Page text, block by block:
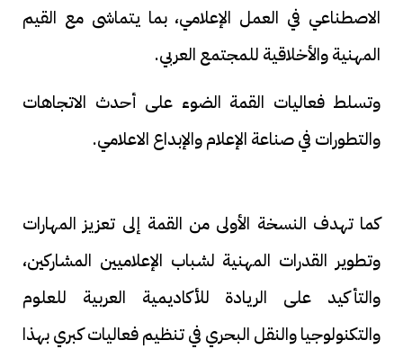
الاصطناعي في العمل الإعلامي، بما يتماشى مع القيم
المهنية والأخلاقية للمجتمع العربي.
وتسلط فعاليات القمة الضوء على أحدث الاتجاهات
والتطورات في صناعة الإعلام والإبداع الاعلامي.
كما تهدف النسخة الأولى من القمة إلى تعزيز المهارات
وتطوير القدرات المهنية لشباب الإعلاميين المشاركين،
والتأكيد على الريادة للأكاديمية العربية للعلوم
والتكنولوجيا والنقل البحري في تنظيم فعاليات كبري بهذا